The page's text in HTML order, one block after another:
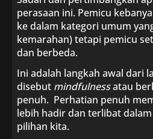
perasaan ini. Pemicu
ke dalam kategori umum
kemarahan) tetapi pemicu
dan berbeda.
Ini adalah langkah awal dari
disebut mindfulnessatau
penuh. Perhatian penuh
lebih hadir dan terlibat
pilihan kita.